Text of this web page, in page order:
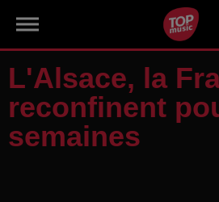
L'Alsace, la
reconfinent
semaines